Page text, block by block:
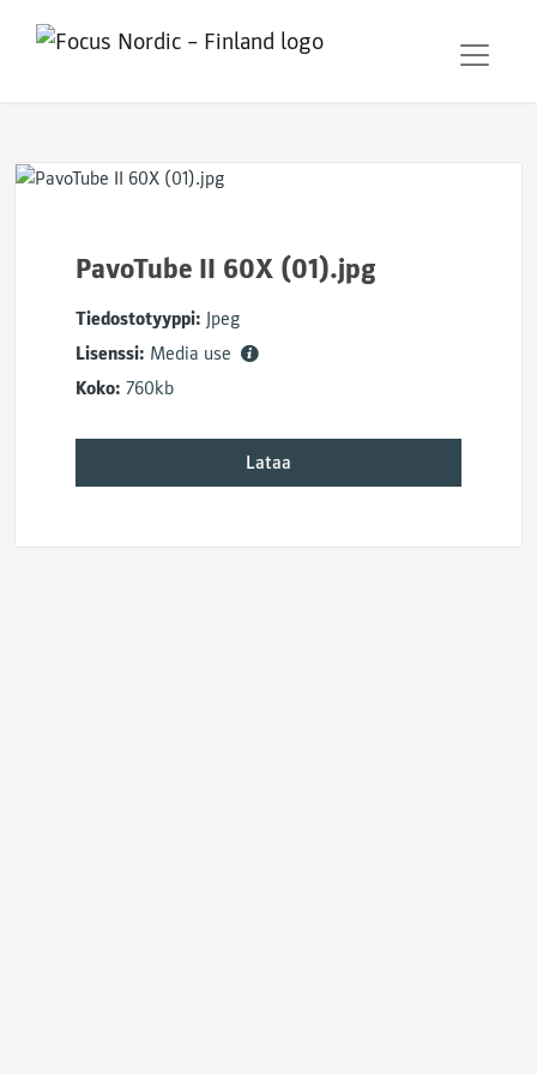
PavoTube II 60X (01).jpg
Tiedostotyyppi: Jpeg
Lisenssi: Media use
Koko: 760kb
Lataa